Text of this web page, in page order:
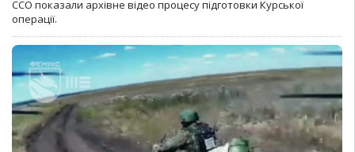
ССО показали архівне відео процесу підготовки Курської
операції.